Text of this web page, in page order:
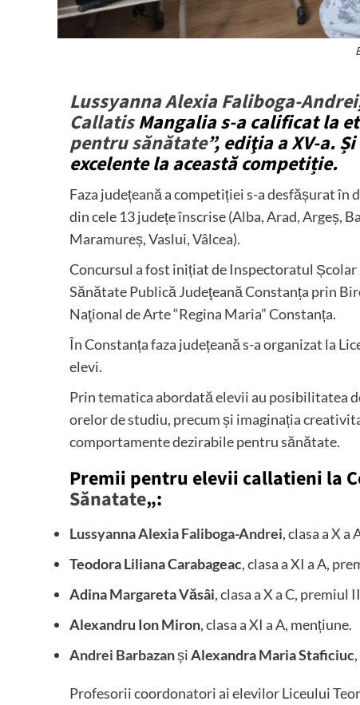
Lussyanna Alexia Faliboga-Andrei
CallatisMangalia s-a calificat la
pentru sănătate”, ediţia a XV-a.
excelente la această competiție.
Faza județeană a competiției s-a desfășurat în
din cele 13 județe înscrise (Alba, Arad, Argeș,
Maramureș, Vaslui, Vâlcea).
Concursul a fost inițiat de Inspectoratul
Sănătate Publică Judeţeană Constanța prin
Naţional de Arte “Regina Maria” Constanța.
În Constanța faza județeană s-a organizat la
elevi.
Prin tematica abordată elevii au posibilitatea
orelor de studiu, precum și imaginația
comportamente dezirabile pentru sănătate.
Premii pentru elevii callatieni la
Sănatate„:
Lussyanna Alexia Faliboga-Andrei, clasa a X
Teodora Liliana Carabageac, clasa a XI a A,
Adina Margareta Văsâi, clasa a X a C, premiul
Alexandru Ion Miron, clasa a XI a A, mențiune.
Andrei BarbazanșiAlexandra Maria Staficiuc
Profesorii coordonatori ai elevilor Liceului